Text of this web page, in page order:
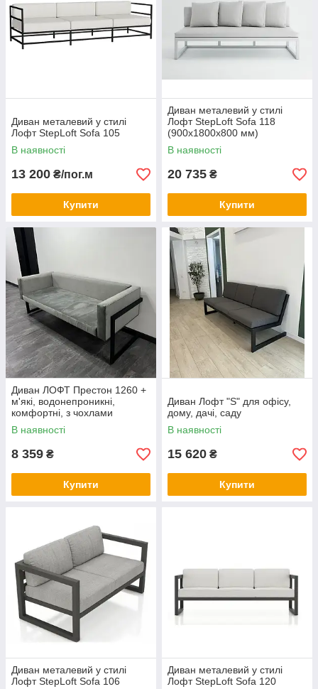
Диван металевий у стилі
Лофт StepLoft Sofa 105
В наявності
13 200 ₴/пог.м
Купити
Диван металевий у стилі
Лофт StepLoft Sofa 118
(900x1800x800 мм)
В наявності
20 735 ₴
Купити
Диван ЛОФТ Престон 1260 +
м'які, водонепроникні,
комфортні, з чохлами
подушки для офісу, дому,
дачі
В наявності
8 359 ₴
Купити
Диван Лофт "S" для офісу,
дому, дачі, саду
В наявності
15 620 ₴
Купити
Диван металевий у стилі
Лофт StepLoft Sofa 106
Диван металевий у стилі
Лофт StepLoft Sofa 120